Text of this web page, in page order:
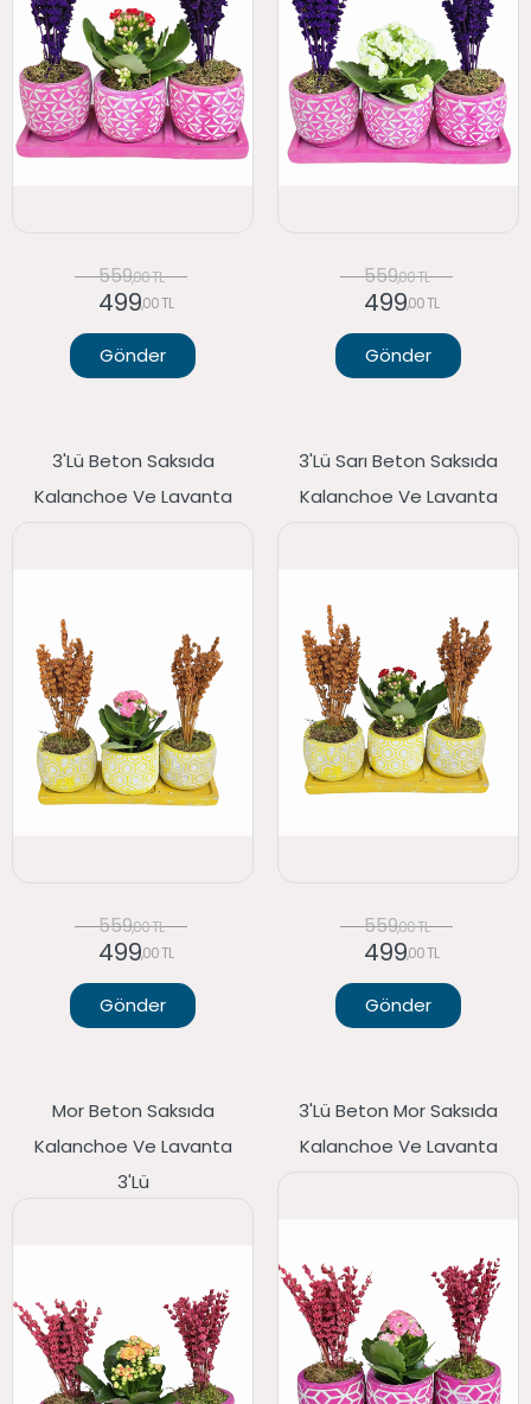
559,00 TL
499,00 TL
Gönder
559,00 TL
499,00 TL
Gönder
3'lü Beton Saksıda
Kalanchoe Ve Lavanta
559,00 TL
499,00 TL
Gönder
3'lü Sarı Beton Saksıda
Kalanchoe Ve Lavanta
559,00 TL
499,00 TL
Gönder
Mor Beton Saksıda
Kalanchoe Ve Lavanta
3'lü
3'lü Beton Mor Saksıda
Kalanchoe Ve Lavanta